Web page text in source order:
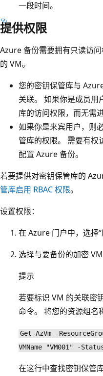
一段时间。
提供权限
Azure 备份需要拥有只读访
的 VM。
您的密钥保管库与
关联。 如果你是成员用
库的访问权限，而无需
如果你是来宾用户，则
管库的权限。 需要有权
配置 Azure 备份。
若要提供对密钥保管库的
管库启用 RBAC 权限。
设置权限：
在 Azure 门户中，选择
选择与要备份的加密
提示
若要标识 VM 的关联密
命令。 将您的资源组名
Get-AzVm -
VMName "VM001" -
在这行中查找密钥保管库